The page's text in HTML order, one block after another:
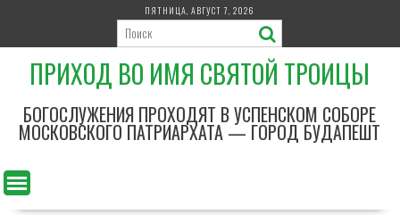
р
с
о
ПЯТНИЦА, АВГУСТ 7, 2026
ПРИХОД ВО ИМЯ СВЯТОЙ ТРОИЦЫ
БОГОСЛУЖЕНИЯ ПРОХОДЯТ В УСПЕНСКОМ СОБОРЕ
МОСКОВСКОГО ПАТРИАРХАТА — ГОРОД БУДАПЕШТ